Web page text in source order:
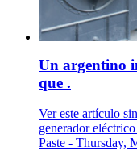
Un argentino
que .
Ver este artículo
generador
Paste - Thursday,